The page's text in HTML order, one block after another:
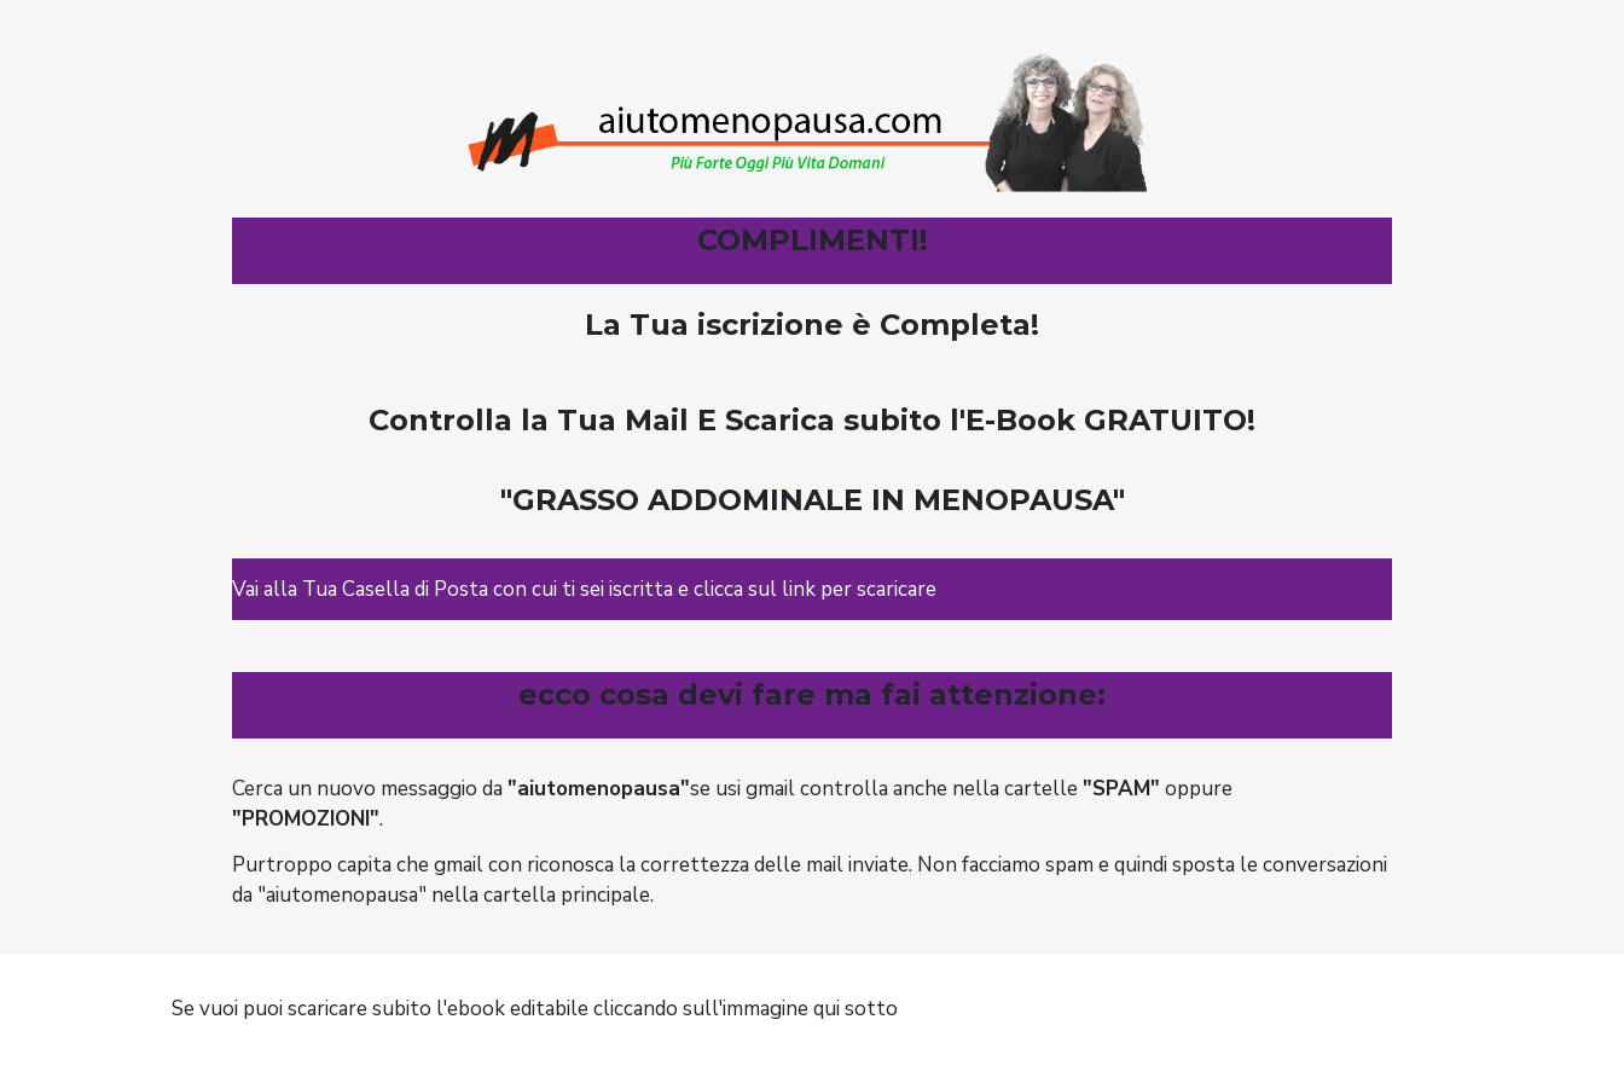
COMPLIMENTI!
La Tua iscrizione è Completa!
Controlla la Tua Mail E Scarica subito l'E-Book GRATUITO!
"GRASSO ADDOMINALE IN MENOPAUSA"
Vai alla Tua Casella di Posta con cui ti sei iscritta e clicca sul link per scaricare
ecco cosa devi fare ma fai attenzione:
Cerca un nuovo messaggio da "aiutomenopausa"se usi gmail controlla anche nella cartelle "SPAM" oppure
"PROMOZIONI".
Purtroppo capita che gmail con riconosca la correttezza delle mail inviate. Non facciamo spam e quindi sposta le conversazioni
da "aiutomenopausa" nella cartella principale.
Se vuoi puoi scaricare subito l'ebook editabile cliccando sull'immagine qui sotto